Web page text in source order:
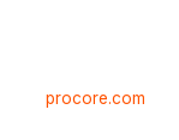
procore.com